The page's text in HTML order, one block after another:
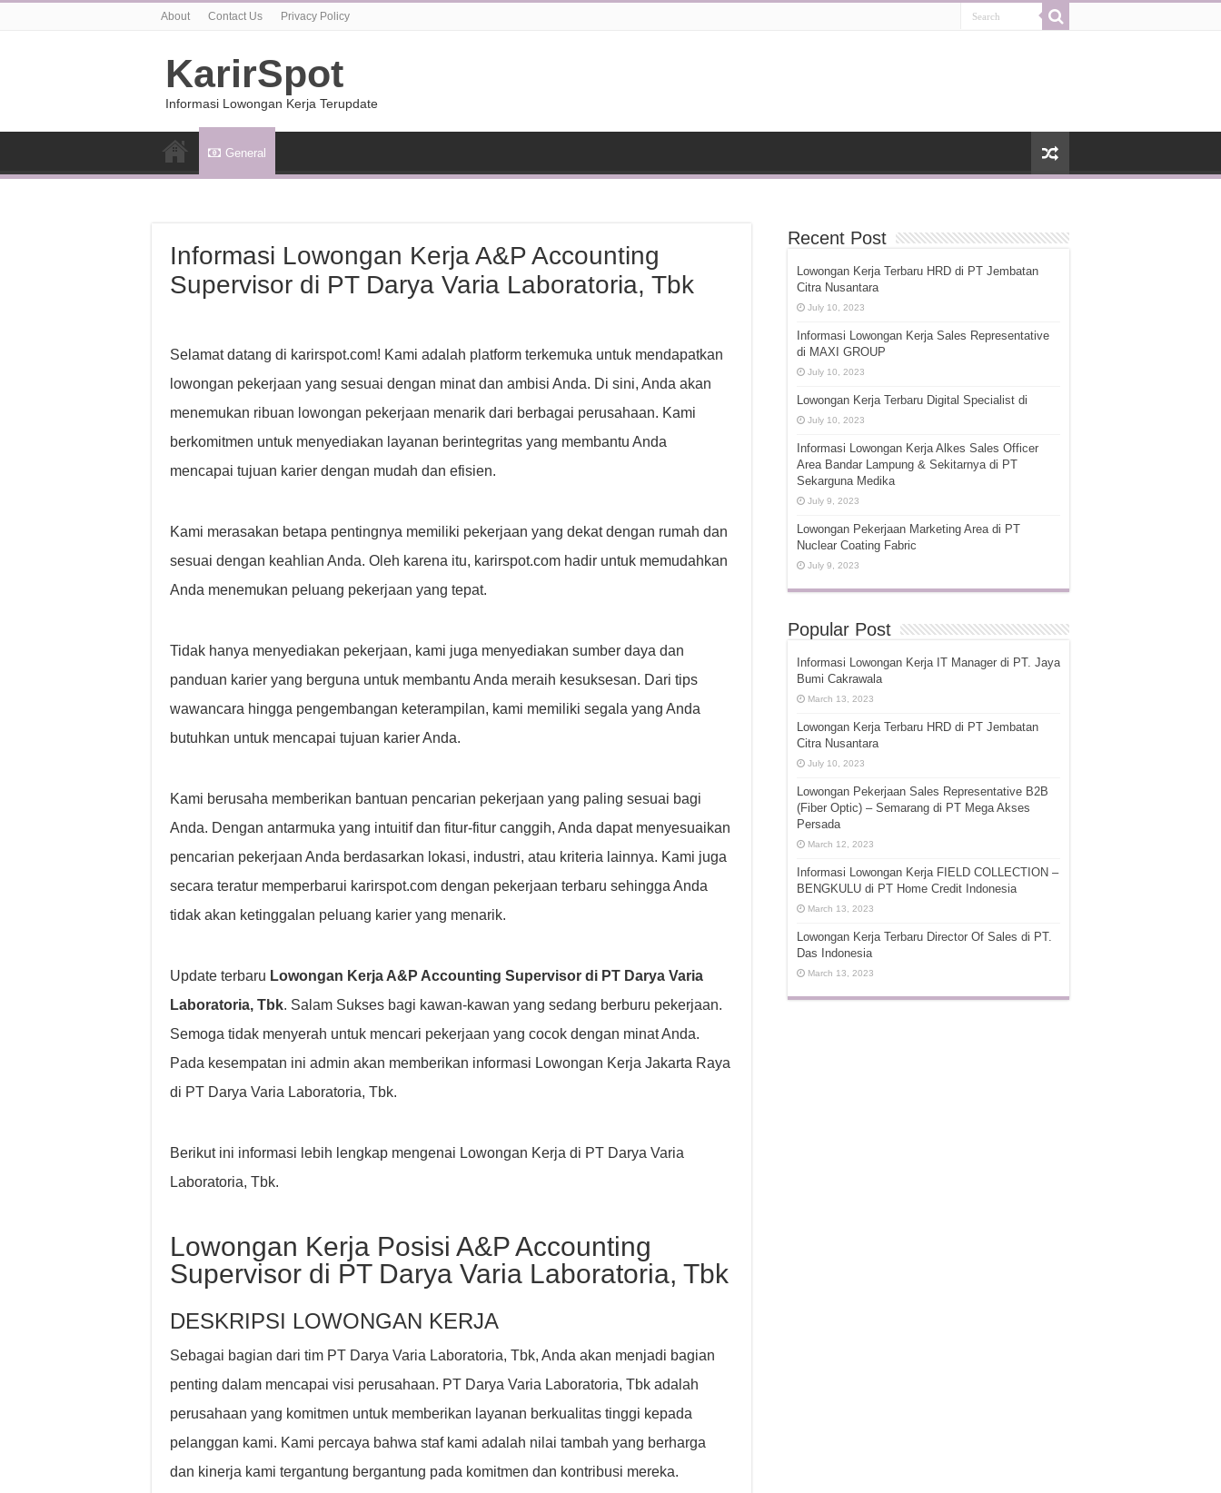
About Contact Us Privacy Policy
KarirSpot
Informasi Lowongan Kerja Terupdate
General
Informasi Lowongan Kerja A&P Accounting
Supervisor di PT Darya Varia Laboratoria, Tbk
Selamat datang di karirspot.com! Kami adalah platform terkemuka untuk mendapatkan
lowongan pekerjaan yang sesuai dengan minat dan ambisi Anda. Di sini, Anda akan
menemukan ribuan lowongan pekerjaan menarik dari berbagai perusahaan. Kami
berkomitmen untuk menyediakan layanan berintegritas yang membantu Anda
mencapai tujuan karier dengan mudah dan efisien.
Kami merasakan betapa pentingnya memiliki pekerjaan yang dekat dengan rumah dan
sesuai dengan keahlian Anda. Oleh karena itu, karirspot.com hadir untuk memudahkan
Anda menemukan peluang pekerjaan yang tepat.
Tidak hanya menyediakan pekerjaan, kami juga menyediakan sumber daya dan
panduan karier yang berguna untuk membantu Anda meraih kesuksesan. Dari tips
wawancara hingga pengembangan keterampilan, kami memiliki segala yang Anda
butuhkan untuk mencapai tujuan karier Anda.
Kami berusaha memberikan bantuan pencarian pekerjaan yang paling sesuai bagi
Anda. Dengan antarmuka yang intuitif dan fitur-fitur canggih, Anda dapat menyesuaikan
pencarian pekerjaan Anda berdasarkan lokasi, industri, atau kriteria lainnya. Kami juga
secara teratur memperbarui karirspot.com dengan pekerjaan terbaru sehingga Anda
tidak akan ketinggalan peluang karier yang menarik.
Update terbaru Lowongan Kerja A&P Accounting Supervisor di PT Darya Varia
Laboratoria, Tbk. Salam Sukses bagi kawan-kawan yang sedang berburu pekerjaan.
Semoga tidak menyerah untuk mencari pekerjaan yang cocok dengan minat Anda.
Pada kesempatan ini admin akan memberikan informasi Lowongan Kerja Jakarta Raya
di PT Darya Varia Laboratoria, Tbk.
Berikut ini informasi lebih lengkap mengenai Lowongan Kerja di PT Darya Varia
Laboratoria, Tbk.
Lowongan Kerja Posisi A&P Accounting
Supervisor di PT Darya Varia Laboratoria, Tbk
DESKRIPSI LOWONGAN KERJA
Sebagai bagian dari tim PT Darya Varia Laboratoria, Tbk, Anda akan menjadi bagian
penting dalam mencapai visi perusahaan. PT Darya Varia Laboratoria, Tbk adalah
perusahaan yang komitmen untuk memberikan layanan berkualitas tinggi kepada
pelanggan kami. Kami percaya bahwa staf kami adalah nilai tambah yang berharga
dan kinerja kami tergantung bergantung pada komitmen dan kontribusi mereka.
Recent Post
Lowongan Kerja Terbaru HRD di PT Jembatan
Citra Nusantara
July 10, 2023
Informasi Lowongan Kerja Sales Representative
di MAXI GROUP
July 10, 2023
Lowongan Kerja Terbaru Digital Specialist di
July 10, 2023
Informasi Lowongan Kerja Alkes Sales Officer
Area Bandar Lampung & Sekitarnya di PT
Sekarguna Medika
July 9, 2023
Lowongan Pekerjaan Marketing Area di PT
Nuclear Coating Fabric
July 9, 2023
Popular Post
Informasi Lowongan Kerja IT Manager di PT. Jaya
Bumi Cakrawala
March 13, 2023
Lowongan Kerja Terbaru HRD di PT Jembatan
Citra Nusantara
July 10, 2023
Lowongan Pekerjaan Sales Representative B2B
(Fiber Optic) – Semarang di PT Mega Akses
Persada
March 12, 2023
Informasi Lowongan Kerja FIELD COLLECTION –
BENGKULU di PT Home Credit Indonesia
March 13, 2023
Lowongan Kerja Terbaru Director Of Sales di PT.
Das Indonesia
March 13, 2023